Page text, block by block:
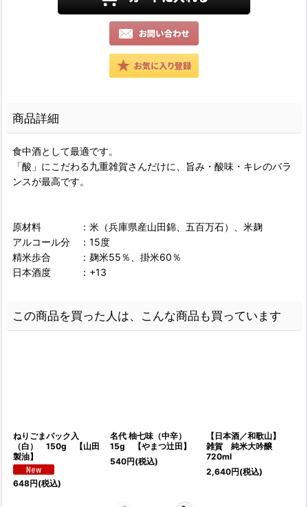
商品詳細
食中酒として最適です。
「酸」にこだわる九重雑賀さんだけに、旨み・酸味・キレのバラ
ンスが最高です。
原材料 ：米（兵庫県産山田錦、五百万石）、米麹
アルコール分 ：15度
精米歩合 ：麹米55％、掛米60％
日本酒度 ：+13
この商品を買った人は、こんな商品も買っています
ねりごまパック入
（白） 150g 【山田
製油】
648円(税込)
名代 柚七味（中辛）
15g 【やまつ辻田】
540円(税込)
【日本酒／和歌山】
雑賀 純米大吟醸
720ml
2,640円(税込)